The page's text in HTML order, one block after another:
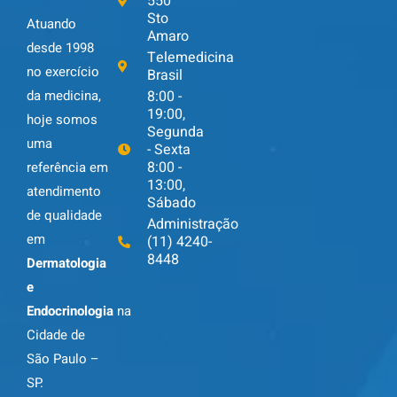
Atuando
desde 1998
no exercício
da medicina,
hoje somos
uma
referência em
atendimento
de qualidade
em
Dermatologia
e
Endocrinologia na
Cidade de
São Paulo –
SP.
Sto
Amaro
Telemedicina
Brasil
8:00 -
19:00,
Segunda
- Sexta
8:00 -
13:00,
Sábado
Administração
(11) 4240-
8448